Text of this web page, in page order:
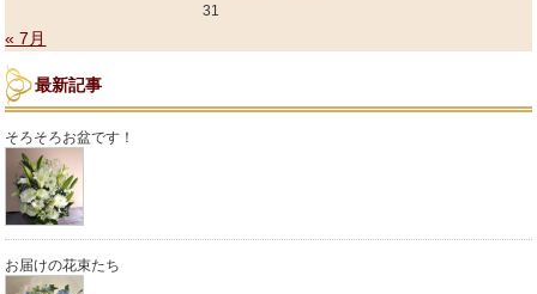
31
« 7月
最新記事
そろそろお盆です！
お届けの花束たち